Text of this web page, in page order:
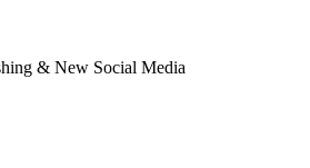
& New Social Media